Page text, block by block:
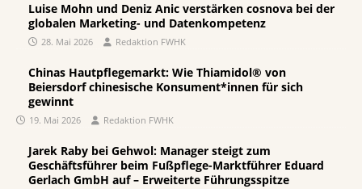
Luise Mohn und Deniz Anic verstärken cosnova bei der
globalen Marketing- und Datenkompetenz
28. Mai 2026 Redaktion FWHK
Chinas Hautpflegemarkt: Wie Thiamidol® von
Beiersdorf chinesische Konsument*innen für sich
gewinnt
19. Mai 2026 Redaktion FWHK
Jarek Raby bei Gehwol: Manager steigt zum
Geschäftsführer beim Fußpflege-Marktführer Eduard
Gerlach GmbH auf – Erweiterte Führungsspitze